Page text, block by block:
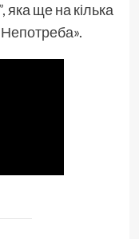
яка ще на кілька
.